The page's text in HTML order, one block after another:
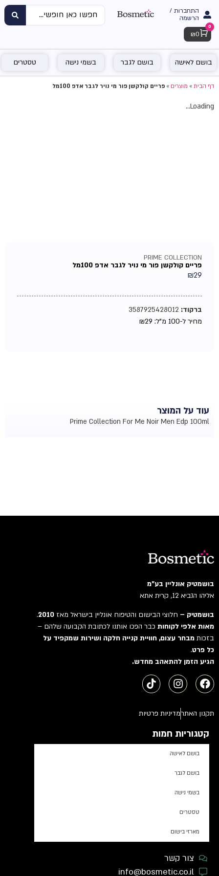
התחברות /
הרשמה
Cart
0
₪ 0
בושם לאישה בושם לגבר בשמי נישה טסטרים
דף הבית»מוצרים»פריים קולקשן פור מי נויר לגבר אדפ 100מל
Loading...
PRIME COLLECTION
פריים קולקשן פור מי נויר לגבר אדפ 100מל
₪29
ברקוד:3587925428012
מחיר ל-100 מ"ל:
₪29
עוד על המוצר
Prime Collection For Me Noir Men Edp 100ml
בושמטיק אונליין בע"מ
אליהו הנביא 12, קרית אתא
בושמטיק –חלוצי הבישום והטיפוח אונליין בישראל מאז2010
.
מאות אלפי לקוחותכבר הפכו אותנו לכתובת הקבועה שלהם –
בזכותמבחר עצום, חוויית קנייה חלקה ושירות שמקפיד על
כל פרט.
הגיע הזמן להתאהב מחדש.
תקנון האתרמדיניות פרטיות
קטגוריות חמות
בושם לאישה
בושם לגבר
בשמי נישה
טסטרים
מארזי בישום
צור קשר
info@bosmetic.co.il